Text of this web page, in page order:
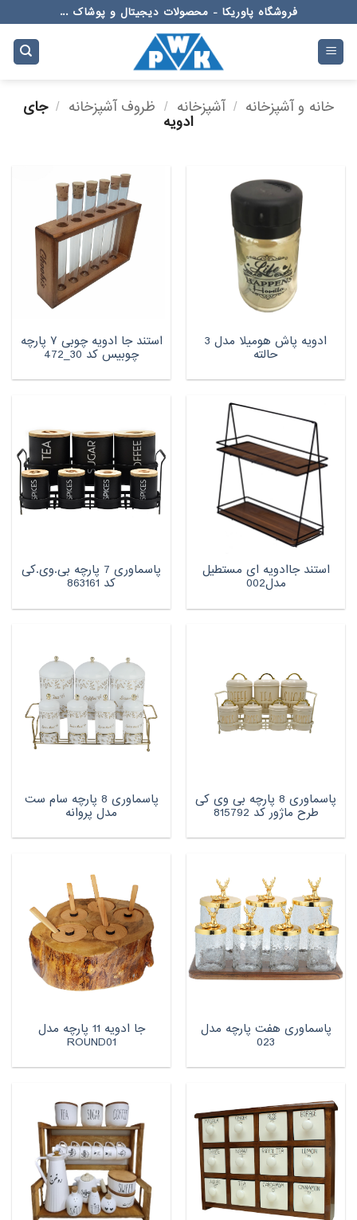
to
content
فروشگاه پاوریکا - محصولات دیجیتال و پوشاک ...
خانه و آشپزخانه / آشپزخانه / ظروف آشپزخانه / جای
ادویه
ادویه پاش هومیلا مدل 3
حالته
استند جا ادویه چوبی ۷ پارچه
چوبیس کد 30_472
استند جاادویه ای مستطیل
مدل002
پاسماوری 7 پارچه بی.وی.کی
کد 863161
پاسماوری 8 پارچه بی وی کی
طرح ماژور کد 815792
پاسماوری 8 پارچه سام ست
مدل پروانه
پاسماوری هفت پارچه مدل
023
جا ادویه 11 پارچه مدل
ROUND01